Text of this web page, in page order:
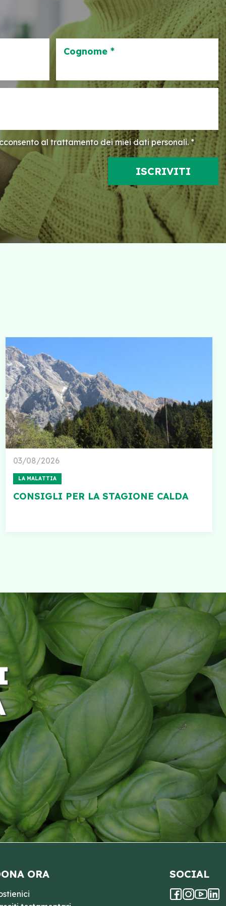
Cognome *
al trattamento dei miei dati personali. *
03/08/2026
LA MALATTIA
CONSIGLI PER LA STAGIONE CALDA
ORA SOCIAL